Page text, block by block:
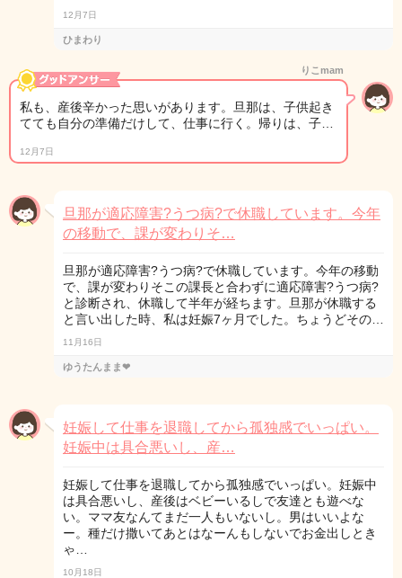
12月7日
ひまわり
りこmam
私も、産後辛かった思いがあります。旦那は、子供起き
てても自分の準備だけして、仕事に行く。帰りは、子…
12月7日
旦那が適応障害?うつ病?で休職しています。今年
の移動で、課が変わりそ…
旦那が適応障害?うつ病?で休職しています。今年の移動
で、課が変わりそこの課長と合わずに適応障害?うつ病?
と診断され、休職して半年が経ちます。旦那が休職する
と言い出した時、私は妊娠7ヶ月でした。ちょうどその…
11月16日
ゆうたんまま❤︎
妊娠して仕事を退職してから孤独感でいっぱい。
妊娠中は具合悪いし、産…
妊娠して仕事を退職してから孤独感でいっぱい。妊娠中
は具合悪いし、産後はベビーいるしで友達とも遊べな
い。ママ友なんてまだ一人もいないし。男はいいよな
ー。種だけ撒いてあとはなーんもしないでお金出しとき
ゃ…
10月18日